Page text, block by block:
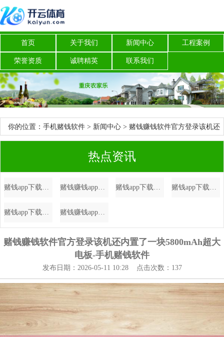
首页 关于我们 新闻中心 工程案例
荣誉资质 诚聘精英 联系我们
你的位置： 手机赌钱软件 > 新闻中心 > 赌钱赚钱软件官方登录该机还
热点资讯
赌钱赚钱app尽在新浪财经APP -手机赌钱软件
赌钱赚钱app全镇共调遣危急区域巨匠123东谈主-手机赌钱软件
赌钱赚钱软件官方登录该机还内置了一块5800mAh超大
电板-手机赌钱软件
发布日期：2026-05-11 10:28 点击次数：137